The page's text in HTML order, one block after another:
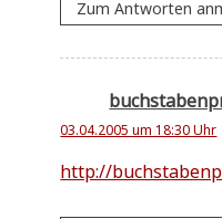
Zum Antworten
03.04.2005 um 18:30 Uhr
http://